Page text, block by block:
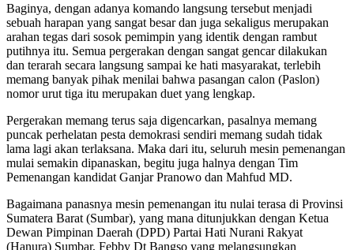
Baginya, dengan adanya komando langsung tersebut menjadi
sebuah harapan yang sangat besar dan juga sekaligus merupakan
arahan tegas dari sosok pemimpin yang identik dengan rambut
putihnya itu. Semua pergerakan dengan sangat gencar dilakukan
dan terarah secara langsung sampai ke hati masyarakat, terlebih
memang banyak pihak menilai bahwa pasangan calon (Paslon)
nomor urut tiga itu merupakan duet yang lengkap.
Pergerakan memang terus saja digencarkan, pasalnya memang
puncak perhelatan pesta demokrasi sendiri memang sudah tidak
lama lagi akan terlaksana. Maka dari itu, seluruh mesin pemenangan
mulai semakin dipanaskan, begitu juga halnya dengan Tim
Pemenangan kandidat Ganjar Pranowo dan Mahfud MD.
Bagaimana panasnya mesin pemenangan itu nulai terasa di Provinsi
Sumatera Barat (Sumbar), yang mana ditunjukkan dengan Ketua
Dewan Pimpinan Daerah (DPD) Partai Hati Nurani Rakyat
(Hanura) Sumbar, Febby Dt Bangso yang melangsungkan